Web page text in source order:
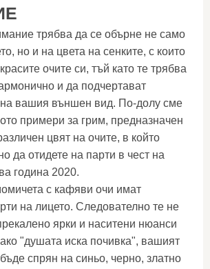
трябва да се обърне не само
но и на цвета на сенките, с които
очите си, тъй като те трябва
и да подчертават
на вашия външен вид. По-долу сме
примери за грим, предназначен
цвят на очите, в който
да отидете на парти в чест на
година 2020.
с кафяви очи имат
на лицето. Следователно те не
ярки и наситени нюанси
"душата иска почивка", вашият
спрян на синьо, черно, златно